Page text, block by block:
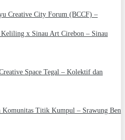
Creative City Forum (BCCF) –
Keliling x Sinau Art Cirebon – Sinau
Space Tegal – Kolektif dan
Komunitas Titik Kumpul – Srawung Ben